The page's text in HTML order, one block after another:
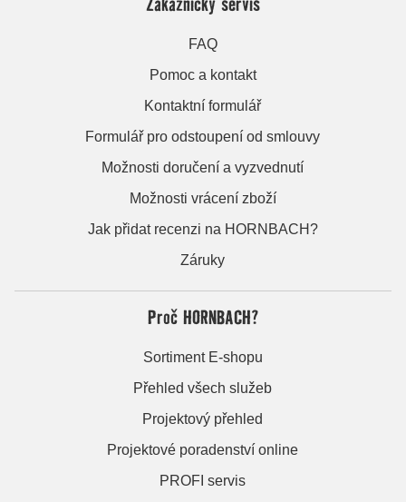
FAQ
Pomoc a kontakt
Kontaktní formulář
Formulář pro odstoupení od smlouvy
Možnosti doručení a vyzvednutí
Možnosti vrácení zboží
Jak přidat recenzi na HORNBACH?
Záruky
Proč HORNBACH?
Sortiment E-shopu
Přehled všech služeb
Projektový přehled
Projektové poradenství online
PROFI servis